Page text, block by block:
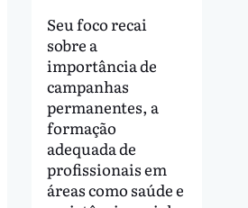
Seu foco recai
sobre a
importância de
campanhas
permanentes, a
formação
adequada de
profissionais em
áreas como saúde e